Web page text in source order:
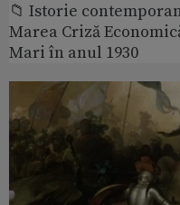
📁 Istorie
Marea Criză
Mari în anul 1930